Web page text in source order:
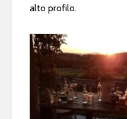
alto profilo.